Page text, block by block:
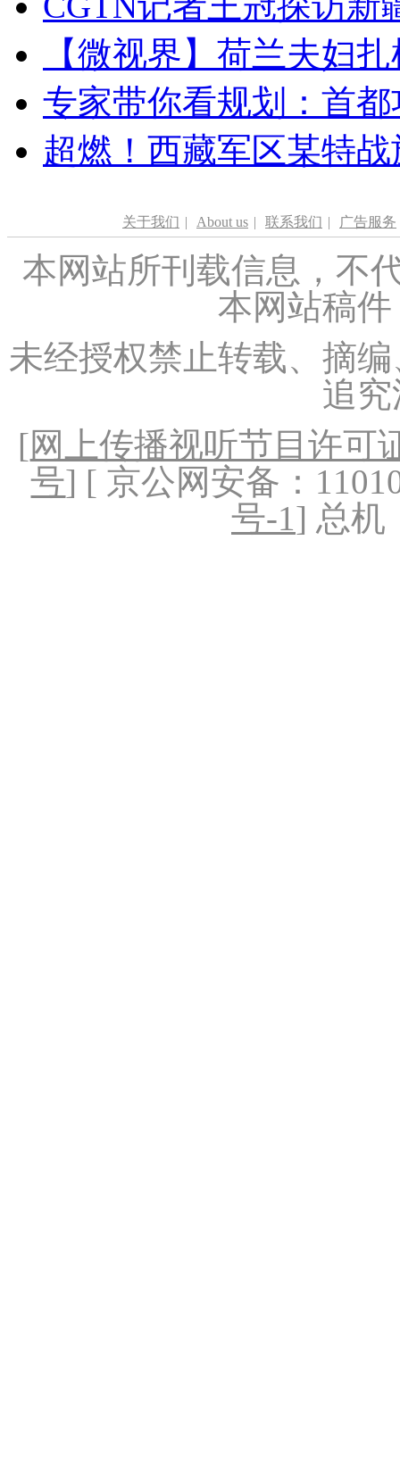
【微视界】荷兰夫妇
专家带你看规划：首
超燃！西藏军区某特
关于我们 | About us | 联系我们 | 广告服务
本网站所刊载信息，不
本网站稿
未经授权禁止转载、摘
追
[网上传播视听节目许可
号] [ 京公网安备：
号-1] 总机